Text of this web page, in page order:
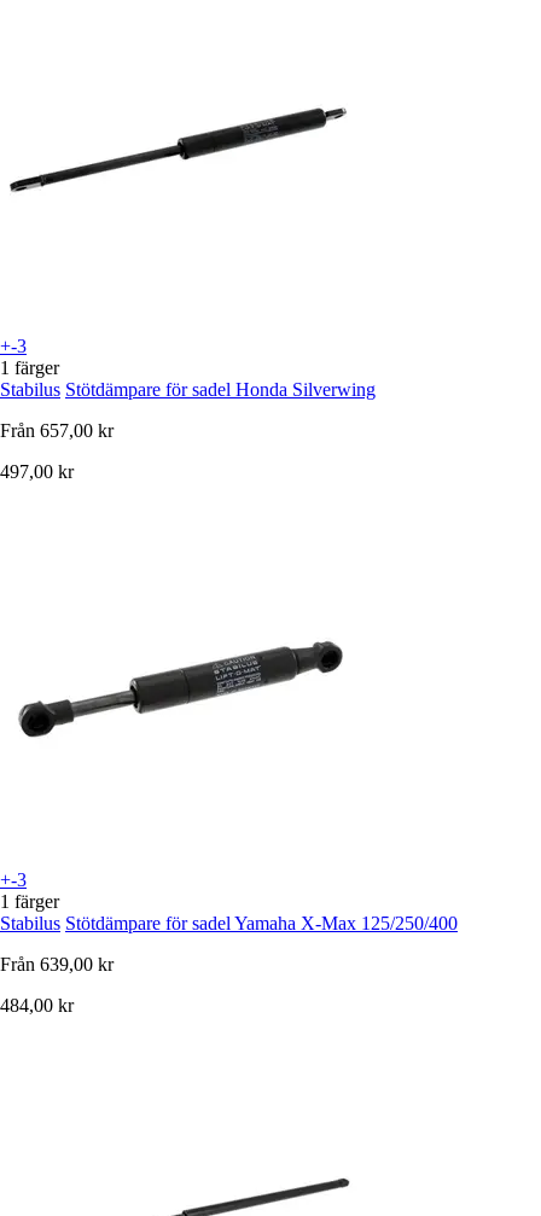
+-3
1 färger
Stabilus Stötdämpare för sadel Honda Silverwing
Från 657,00 kr
497,00 kr
+-3
1 färger
Stabilus Stötdämpare för sadel Yamaha X-Max 125/250/400
Från 639,00 kr
484,00 kr